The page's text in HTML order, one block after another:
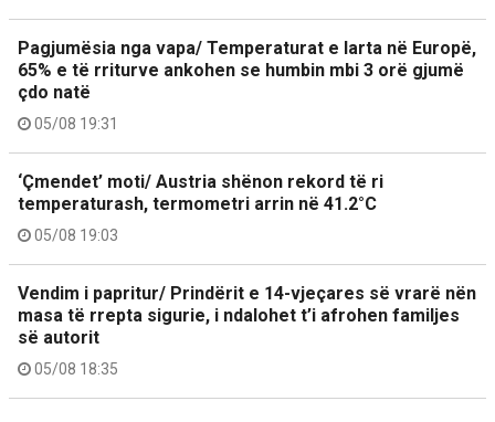
Pagjumësia nga vapa/ Temperaturat e larta në Europë,
65% e të rriturve ankohen se humbin mbi 3 orë gjumë
çdo natë
05/08 19:31
‘Çmendet’ moti/ Austria shënon rekord të ri
temperaturash, termometri arrin në 41.2°C
05/08 19:03
Vendim i papritur/ Prindërit e 14-vjeçares së vrarë nën
masa të rrepta sigurie, i ndalohet t’i afrohen familjes
së autorit
05/08 18:35